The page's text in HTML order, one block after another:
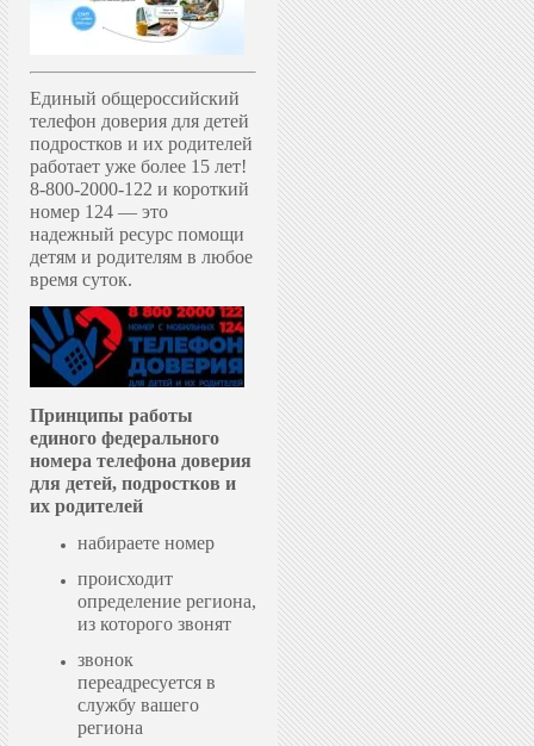
Единый общероссийский
телефон доверия для детей
подростков и их родителей
работает уже более 15 лет!
8-800-2000-122 и короткий
номер 124 — это
надежный ресурс помощи
детям и родителям в любое
время суток.
Принципы работы
единого федерального
номера телефона доверия
для детей, подростков и
их родителей
набираете номер
происходит
определение региона,
из которого звонят
звонок
переадресуется в
службу вашего
региона